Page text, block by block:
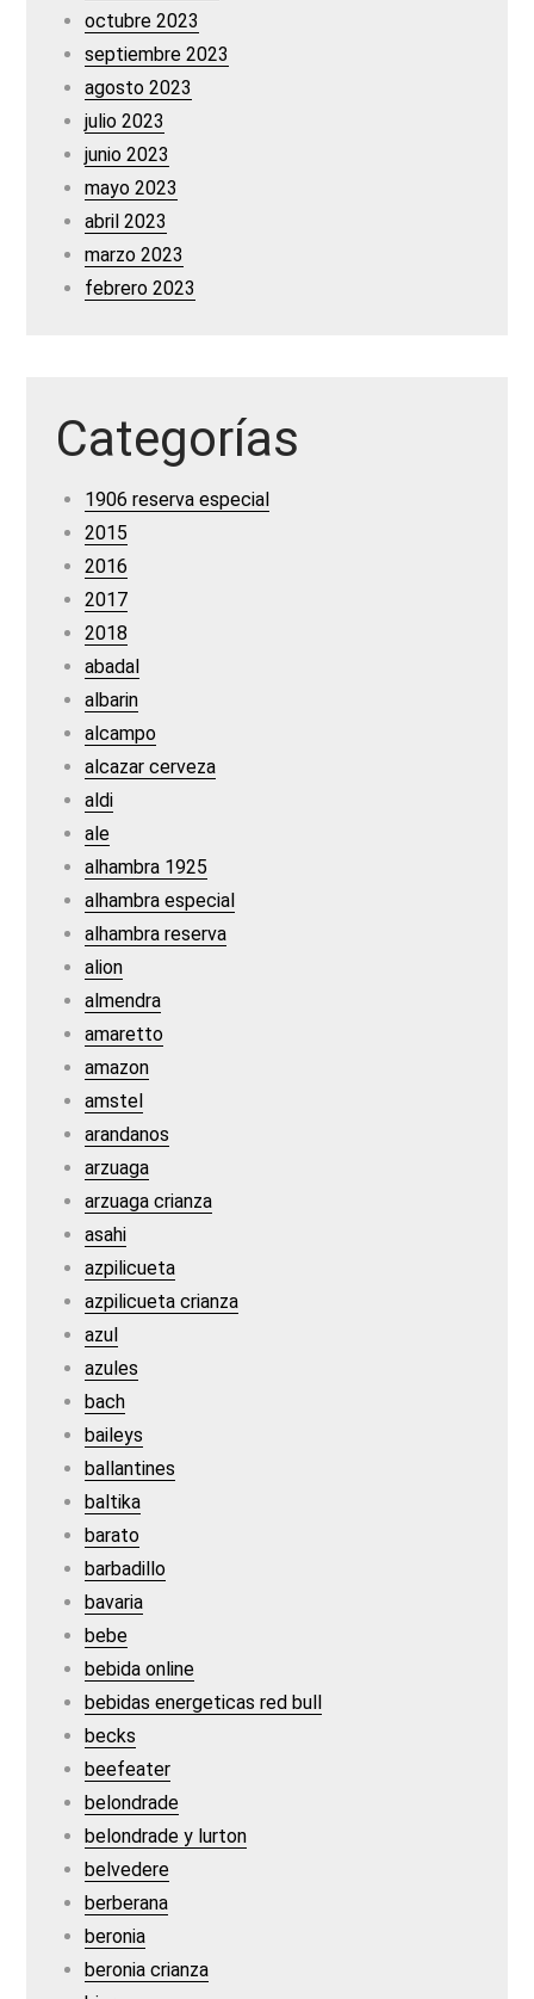
octubre 2023
septiembre 2023
agosto 2023
julio 2023
junio 2023
mayo 2023
abril 2023
marzo 2023
febrero 2023
Categorías
1906 reserva especial
2015
2016
2017
2018
abadal
albarin
alcampo
alcazar cerveza
aldi
ale
alhambra 1925
alhambra especial
alhambra reserva
alion
almendra
amaretto
amazon
amstel
arandanos
arzuaga
arzuaga crianza
asahi
azpilicueta
azpilicueta crianza
azul
azules
bach
baileys
ballantines
baltika
barato
barbadillo
bavaria
bebe
bebida online
bebidas energeticas red bull
becks
beefeater
belondrade
belondrade y lurton
belvedere
berberana
beronia
beronia crianza